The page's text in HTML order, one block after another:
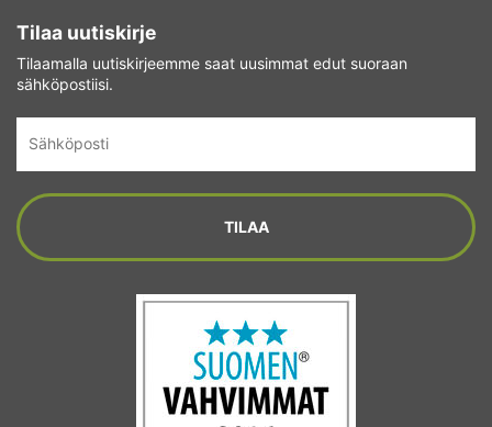
Tilaa uutiskirje
Tilaamalla uutiskirjeemme saat uusimmat edut suoraan
sähköpostiisi.